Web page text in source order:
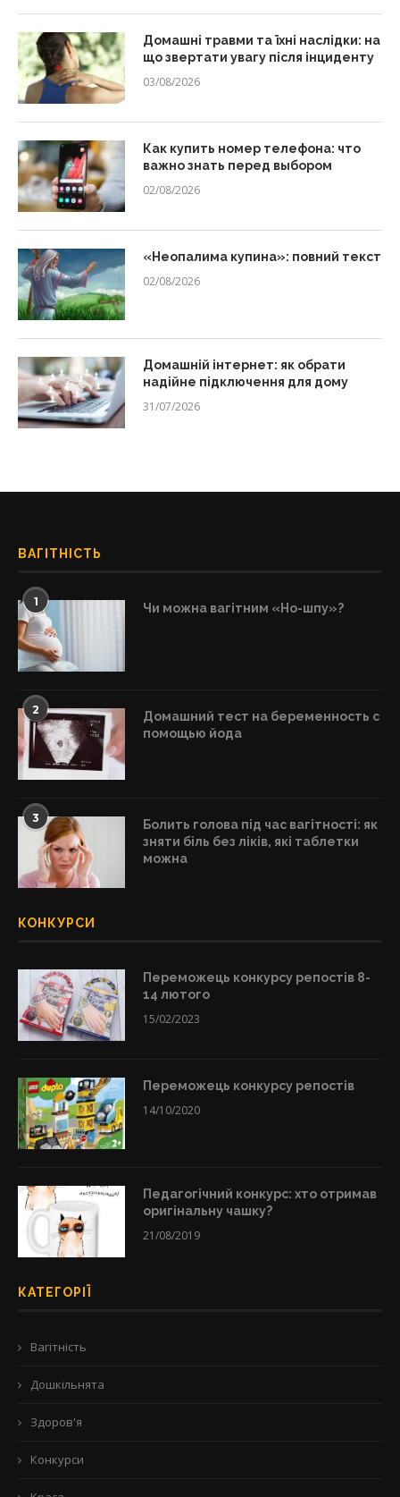
Домашні травми та їхні наслідки: на
що звертати увагу після інциденту
03/08/2026
Как купить номер телефона: что
важно знать перед выбором
02/08/2026
«Неопалима купина»: повний текст
02/08/2026
Домашній інтернет: як обрати
надійне підключення для дому
31/07/2026
ВАГІТНІСТЬ
1 Чи можна вагітним «Но-шпу»?
2
Домашний тест на беременность с
помощью йода
3
Болить голова під час вагітності: як
зняти біль без ліків, які таблетки
можна
КОНКУРСИ
Переможець конкурсу репостів 8-
14 лютого
15/02/2023
Переможець конкурсу репостів
14/10/2020
Педагогічний конкурс: хто отримав
оригінальну чашку?
21/08/2019
КАТЕГОРІЇ
Вагітність
Дошкільнята
Здоров'я
Конкурси